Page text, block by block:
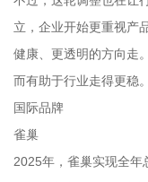
立，企业开始更重视产
健康、更透明的方向走
而有助于行业走得更稳。
国际品牌
雀巢
2025年，雀巢实现全年